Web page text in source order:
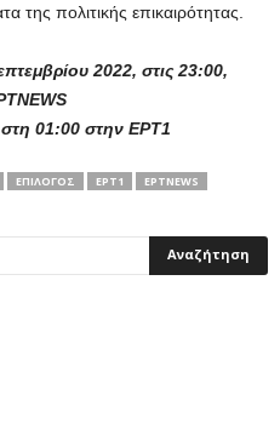
της πολιτικής επικαιρότητας.
2022, στις 23:00,
01:00 στην ΕΡΤ1
ΕΠΊΛΟΓΟΣ ΕΡΤ1
ΕΡΤNEWS